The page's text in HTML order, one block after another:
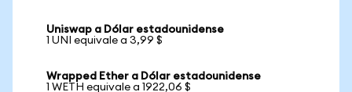
Uniswap a Dólar estadounidense
1 UNI equivale a 3,99 $
Wrapped Ether a Dólar estadounidense
1 WETH equivale a 1922,06 $